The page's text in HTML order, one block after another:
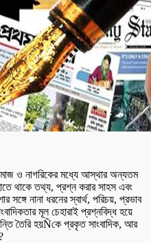
ও নাগরিকের মধ্যে আস্থার অন্যতম
থাকে তথ্য, প্রশ্ন করার সাহস এবং
সঙ্গে নানা ধরনের স্বার্থ, পরিচয়, প্রভাব
মূল চেহারাই প্রশ্নবিদ্ধ হয়ে
তৈরি হয়Ñকে প্রকৃত সাংবাদিক, আর